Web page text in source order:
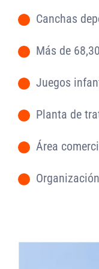
- Canchas
- Más de
- Juegos
- Planta de
- Área
-